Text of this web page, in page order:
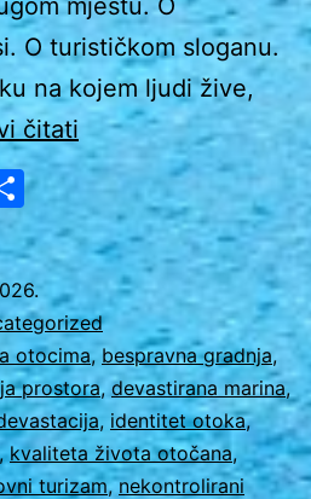
O turističkom sloganu.
na kojem ljudi žive,
čitati Tko
je
ubio
mir
Drvenika
Velog?
Share
otocima, bespravna gradnja,
prostora,devastirana marina,
, identitet otoka,
,kvaliteta života otočana,
turizam,nekontrolirani